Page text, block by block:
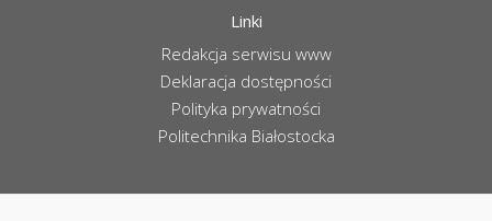
Linki
Redakcja serwisu www
Deklaracja dostępności
Polityka prywatności
Politechnika Białostocka